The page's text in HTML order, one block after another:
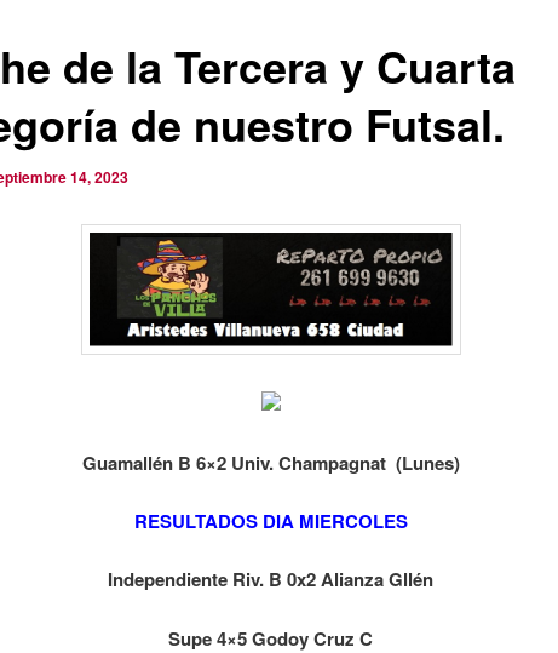
de la Tercera y Cuarta
de nuestro Futsal.
14, 2023
Guamallén B 6×2 Univ. Champagnat (Lunes)
RESULTADOS DIA MIERCOLES
Independiente Riv. B 0x2 Alianza Gllén
Supe 4×5 Godoy Cruz C